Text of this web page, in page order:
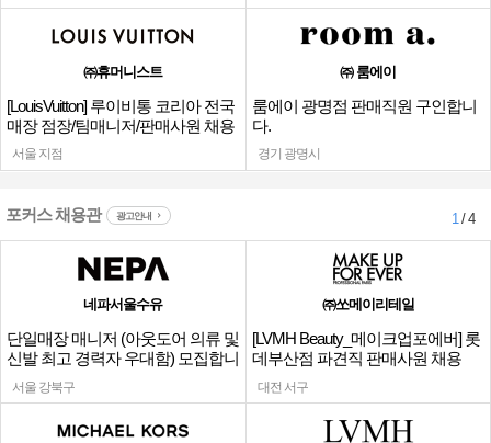
㈜휴머니스트
[LouisVuitton] 루이비통 코리아 전국
매장 점장/팀매니저/판매사원 채용
서울 지점
㈜ 룸에이
룸에이 광명점 판매직원 구인합니
다.
경기 광명시
포커스 채용관 광고안내 1/ 4
네파서울수유
단일매장 매니저 (아웃도어 의류 및
신발 최고 경력자 우대함) 모집합니
다.
서울 강북구
㈜쏘메이리테일
[LVMH Beauty_메이크업포에버] 롯
데부산점 파견직 판매사원 채용
대전 서구